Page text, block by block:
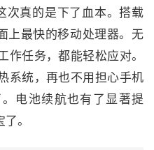
次真的是下了血本。搭载
上最快的移动处理器。无
任务，都能轻松应对。
系统，再也不用担心手机
电池续航也有了显著提
。